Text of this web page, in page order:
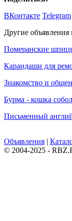
ВКонтакте Telegram
Другие объявления
Померанские
Карандаши для
Знакомство и
Бурма - кошка
Письменный
Объявления |
© 2004-2025 -